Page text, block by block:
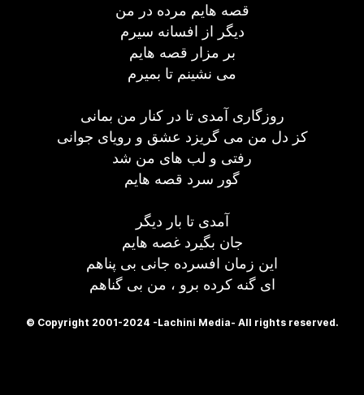
قصه هایم مرده در من
دیگر از افسانه سیرم
بر مزار قصه هایم
می نشینم تا بمیرم
روزگاری آمدی تا در کنار من بمانی
کز دل من می گریزد عشق و رویای جوانی
رفتی و لب های من شد
گور سرد قصه هایم
آمدی تا بار دیگر
جان بگیرد غصه هایم
این زمان افسرده جانی بی پناهم
ای گنه کرده برو ، من بی گناهم
© Copyright 2001-2024 -Lachini Media- All rights reserved.